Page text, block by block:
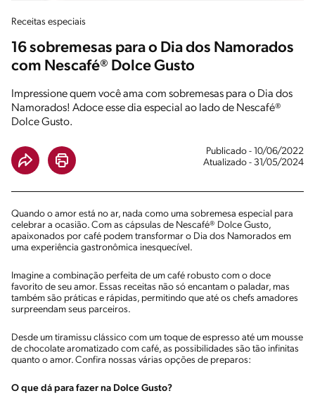
Receitas especiais
16 sobremesas para o Dia dos Namorados
com Nescafé® Dolce Gusto
Impressione quem você ama com sobremesas para o Dia dos
Namorados! Adoce esse dia especial ao lado de Nescafé®
Dolce Gusto.
Publicado - 10/06/2022
Atualizado - 31/05/2024
Quando o amor está no ar, nada como uma sobremesa especial para
celebrar a ocasião. Com as cápsulas de Nescafé® Dolce Gusto,
apaixonados por café podem transformar o Dia dos Namorados em
uma experiência gastronômica inesquecível.
Imagine a combinação perfeita de um café robusto com o doce
favorito de seu amor. Essas receitas não só encantam o paladar, mas
também são práticas e rápidas, permitindo que até os chefs amadores
surpreendam seus parceiros.
Desde um tiramissu clássico com um toque de espresso até um mousse
de chocolate aromatizado com café, as possibilidades são tão infinitas
quanto o amor. Confira nossas várias opções de preparos:
O que dá para fazer na Dolce Gusto?